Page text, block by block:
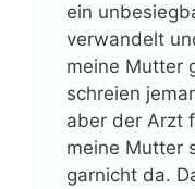
ein
verwandelt
meine Mutter
schreien
aber der Arzt
meine Mutter
garnicht da.